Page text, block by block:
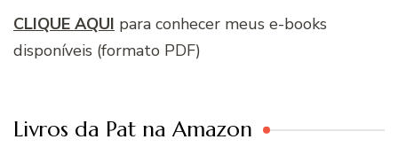
CLIQUE AQUI para conhecer meus e-books
disponíveis (formato PDF)
Livros da Pat na Amazon